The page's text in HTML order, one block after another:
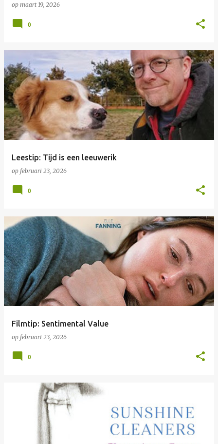
op maart 19, 2026
0
Leestip: Tijd is een leeuwerik
op februari 23, 2026
0
Filmtip: Sentimental Value
op februari 23, 2026
0